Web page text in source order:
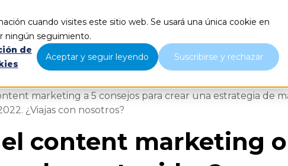
cuando visites este sitio web. Se usará una única cookie en
ningún seguimiento.
de
Aceptar y seguir leyendo Suscribirse y rechazar
marketing a 5 consejos para crear una estrategia de
¿Viajas con nosotros?
el content marketing o